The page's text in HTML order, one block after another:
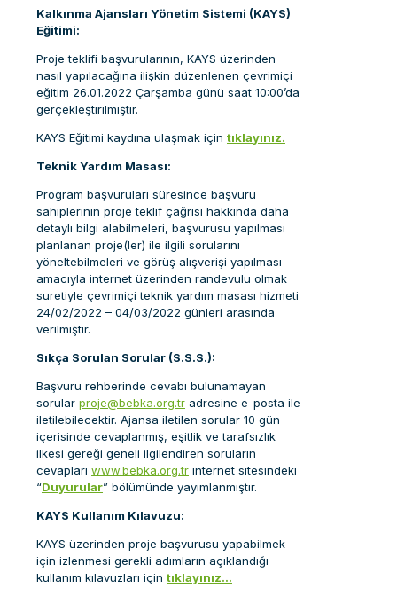
Kalkınma Ajansları Yönetim Sistemi (KAYS)
Eğitimi:
Proje teklifi başvurularının, KAYS üzerinden
nasıl yapılacağına ilişkin düzenlenen çevrimiçi
eğitim 26.01.2022 Çarşamba günü saat 10:00’da
gerçekleştirilmiştir.
KAYS Eğitimi kaydına ulaşmak için tıklayınız.
Teknik Yardım Masası:
Program başvuruları süresince başvuru
sahiplerinin proje teklif çağrısı hakkında daha
detaylı bilgi alabilmeleri, başvurusu yapılması
planlanan proje(ler) ile ilgili sorularını
yöneltebilmeleri ve görüş alışverişi yapılması
amacıyla internet üzerinden randevulu olmak
suretiyle çevrimiçi teknik yardım masası hizmeti
24/02/2022 – 04/03/2022 günleri arasında
verilmiştir.
Sıkça Sorulan Sorular (S.S.S.):
Başvuru rehberinde cevabı bulunamayan
sorular proje@bebka.org.tr adresine e-posta ile
iletilebilecektir. Ajansa iletilen sorular 10 gün
içerisinde cevaplanmış, eşitlik ve tarafsızlık
ilkesi gereği geneli ilgilendiren soruların
cevapları www.bebka.org.tr internet sitesindeki
“Duyurular” bölümünde yayımlanmıştır.
KAYS Kullanım Kılavuzu:
KAYS üzerinden proje başvurusu yapabilmek
için izlenmesi gerekli adımların açıklandığı
kullanım kılavuzları için tıklayınız…